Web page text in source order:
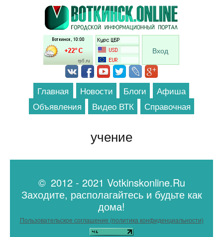
Перейти к основному содержанию
Вход
Главная Новости Блоги
Афиша
Объявления
Видео ВТК Справочная
учение
© 2012 - 2021 Votkinskonline.Ru
Заходите, располагайтесь и будьте как
дома!
Пользовательское соглашение (политика конфиденциальности)